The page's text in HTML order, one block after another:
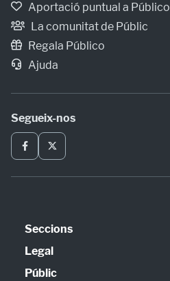
Aportació puntual a Público
La comunitat de Públic
Regala Público
Ajuda
Segueix-nos
Seccions
Política
Opinió
Legal
Avís legal
Públic